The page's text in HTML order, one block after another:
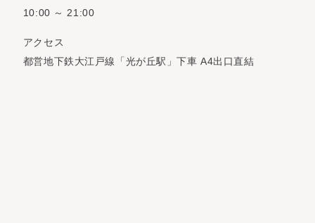
10:00 ～ 21:00
アクセス
都営地下鉄大江戸線「光が丘駅」下車 A4出口直結